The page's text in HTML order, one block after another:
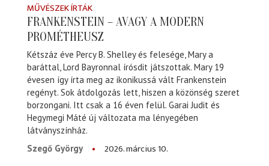
MŰVÉSZEK ÍRTÁK
FRANKENSTEIN – AVAGY A MODERN
PROMÉTHEUSZ
Kétszáz éve Percy B. Shelley és felesége, Mary a
baráttal, Lord Bayronnal írósdit játszottak. Mary 19
évesen így írta meg az ikonikussá vált Frankenstein
regényt. Sok átdolgozás lett, hiszen a közönség szeret
borzongani. Itt csak a 16 éven felül. Garai Judit és
Hegymegi Máté új változata ma lényegében
látványszínház.
Szegő György
2026. március 10.